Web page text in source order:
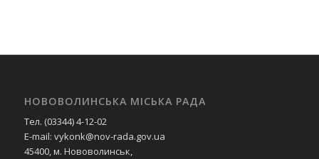
НОВОВОЛИНСЬКА МІСЬКА РАДА
Тел. (03344) 4-12-02
E-mail: vykonk@nov-rada.gov.ua
45400, м. Нововолинськ,